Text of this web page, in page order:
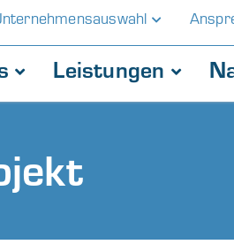
Leistungen